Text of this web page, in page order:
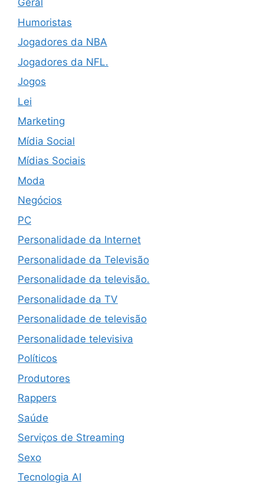
Geral
Humoristas
Jogadores da NBA
Jogadores da NFL.
Jogos
Lei
Marketing
Mídia Social
Mídias Sociais
Moda
Negócios
PC
Personalidade da Internet
Personalidade da Televisão
Personalidade da televisão.
Personalidade da TV
Personalidade de televisão
Personalidade televisiva
Políticos
Produtores
Rappers
Saúde
Serviços de Streaming
Sexo
Tecnologia AI